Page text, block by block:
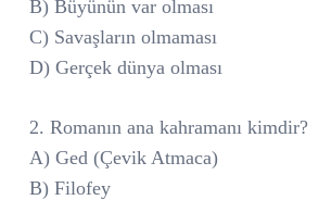
B) Büyünün var olması
C) Savaşların olmaması
D) Gerçek dünya olması
2. Romanın ana kahramanı kimdir?
A) Ged (Çevik Atmaca)
B) Filofey